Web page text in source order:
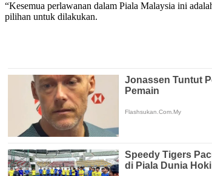
“Kesemua perlawanan dalam Piala Malaysia ini
pilihan untuk dilakukan.